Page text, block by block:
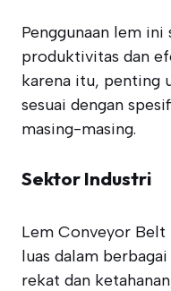
Penggunaan lem
produktivitas dan
karena itu, penting
sesuai dengan
masing-masing.
Sektor Industri
Lem Conveyor
luas dalam
rekat dan